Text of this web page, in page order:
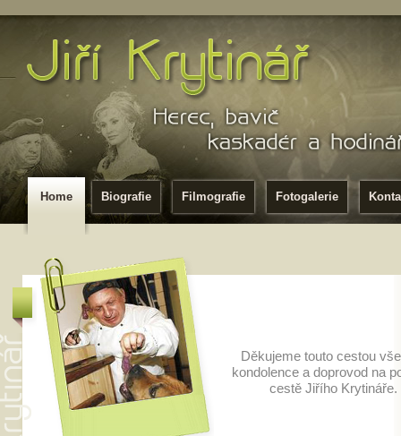
Home Biografie Filmografie Fotogalerie
Děkujeme touto cestou
kondolence a doprovod na
cestě Jiřího Krytináře.